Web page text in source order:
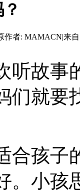
作者: MAMACN|来
故事
们就要
孩子
。小孩